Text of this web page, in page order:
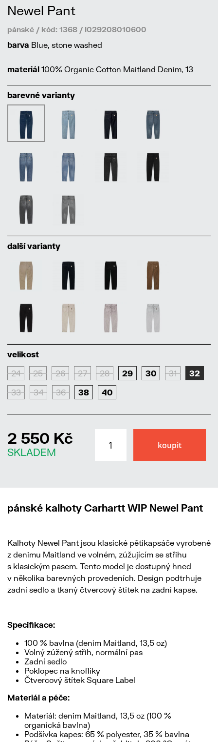
Newel Pant
pánské / kód: 1368 / I029208010600
barva Blue, stone washed
materiál 100% Organic Cotton Maitland Denim, 13
barevné varianty
další varianty
velikost
24 25 26 27 28 29 30 31 32
33 34 36 38 40
2 550 Kč
SKLADEM
pánské kalhoty Carhartt WIP Newel Pant
Kalhoty Newel Pant jsou klasické pětikapsáče vyrobené
z denimu Maitland ve volném, zúžujícím se střihu
s klasickým pasem. Tento model je dostupný hned
v několika barevných provedeních. Design podtrhuje
zadní sedlo a tkaný čtvercový štítek na zadní kapse.
Specifikace:
100 % bavlna (denim Maitland, 13,5 oz)
Volný zúžený střih, normální pas
Zadní sedlo
Poklopec na knoflíky
Čtvercový štítek Square Label
Materiál a péče:
Materiál: denim Maitland, 13,5 oz (100 %
organická bavlna)
Podšívka kapes: 65 % polyester, 35 % bavlna